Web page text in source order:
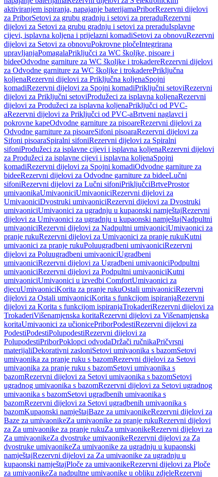
aktiviranjem ispiranja, napajanje baterijamaPriborRezervni dijelovi
za PriborSetovi za grubu gradnju i setovi za preraduRezervni
dijelovi za Setovi za grubu gradnju i setovi za preraduIsplavne
cijevi, isplavna koljena i prijelazni komadiSetovi za obnovuRezervni
dijelovi za Setovi za obnovuPokrovne pločeIntegrirana
upravljanjaPomagalaPriključci za WC školjke, pisoare i
bideeOdvodne garniture za WC školjke i trokadereRezervni dijelovi
za Odvodne garniture za WC školjke i trokaderePriključna
koljenaRezervni dijelovi za Priključna koljenaSpojni
komadiRezervni dijelovi za Spojni komadiPriključni setoviRezervni
dijelovi za Priključni setoviProdužeci za isplavna koljenaRezervni
dijelovi za Produžeci za isplavna koljenaPriključci od PVC-
aRezervni dijelovi za Priključci od PVC-aBrtveni naglavci i
pokrovne kapeOdvodne garniture za pisoareRezervni dijelovi za
Odvodne garniture za pisoareSifoni pisoaraRezervni dijelovi za
Sifoni pisoaraSpiralni sifoniRezervni dijelovi za Spiralni
sifoniProdužeci za isplavne cijevi i isplavna koljenaRezervni dijelovi
za Produžeci za isplavne cijevi i isplavna koljenaSpojni
komadiRezervni dijelovi za Spojni komadiOdvodne garniture za
bideeRezervni dijelovi za Odvodne garniture za bideeLučni
sifoniRezervni dijelovi za Lučni sifoniPriključciBrtveProstor
umivaonikaUmivaoniciUmivaoniciRezervni dijelovi za
UmivaoniciDvostruki umivaoniciRezervni dijelovi za Dvostruki
umivaoniciUmivaonici za ugradnju u kupaonski namještajRezervni
dijelovi za Umivaonici za ugradnju u kupaonski namještajNadpultni
umivaoniciRezervni dijelovi za Nadpultni umivaoniciUmivaonici za
pranje rukuRezervni dijelovi za Umivaonici za pranje rukuKutni
umivaonici za pranje rukuPoluugradbeni umivaoniciRezervni
dijelovi za Poluugradbeni umivaoniciUgradbeni
umivaoniciRezervni dijelovi za Ugradbeni umivaoniciPodpultni
umivaoniciRezervni dijelovi za Podpultni umivaoniciKutni
umivaoniciUmivaonici u izvedbi ComfortUmivaonici za
djecuUmivaoniciKorita za pranje rukuOstali umivaoniciRezervni
dijelovi za Ostali umivaoniciKorita s funkcijom ispiranjaRezervni
dijelovi za Korita s funkcijom ispiranjaTrokaderiRezervni dijelovi za
TrokaderiVišenamjenska koritaRezervni dijelovi za Višenamjenska
koritaUmivaonici za učionicePriborPodestiRezervni dijelovi za
PodestiPodestiPolupodestiRezervni dijelovi za
PolupodestiPriborPoklopci odvodaDržači ručnikaPričvrsni
materijaliDekorativni zasloniSetovi umivaonika s bazomSetovi
umivaonika za pranje ruku s bazomRezervni dijelovi za Setovi
umivaonika za pranje ruku s bazomSetovi umivaonika s
bazomRezervni dijelovi za Setovi umivaonika s bazomSetovi
ugradnog umivaonika s bazomRezervni dijelovi za Setovi ugradnog
umivaonika s bazomSetovi ugradbenih umivaonika s
bazomRezervni dijelovi za Setovi ugradbenih umivaonika s
bazomKupaonski namještajBaze za umivaonikeRezervni dijelovi za
Baze za umivaonikeZa umivaonike za pranje rukuRezervni dijelovi
za Za umivaonike za pranje rukuZa umivaonikeRezervni dijelovi za
Za umivaonikeZa dvostruke umivaonikeRezervni dijelovi za Za
dvostruke umivaonikeZa umivaonike za ugradnju u kupaonski
namještajRezervni dijelovi za Za umivaonike za ugradnju u
kupaonski namještajPloče za umivaonikeRezervni dijelovi za Ploče
za umivaonikeZa nadpultne umivaonike u obliku zdjeleRezervni